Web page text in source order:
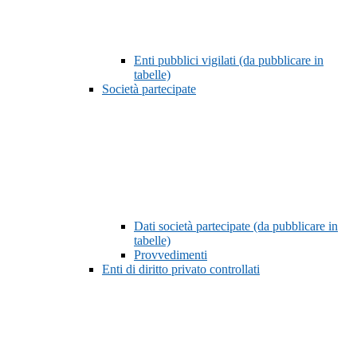
Enti pubblici vigilati (da pubblicare in
tabelle)
Società partecipate
Dati società partecipate (da pubblicare in
tabelle)
Provvedimenti
Enti di diritto privato controllati